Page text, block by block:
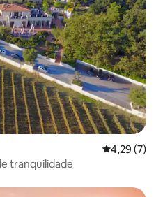
4,29 de
4,29 (7)
tranquilidade